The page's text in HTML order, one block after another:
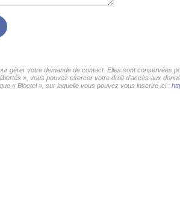
gérer votre demande de contact. Elles sont conservées
», vous pouvez exercer votre droit d'accès aux
« Bloctel », sur laquelle vous pouvez vous inscrire ici :